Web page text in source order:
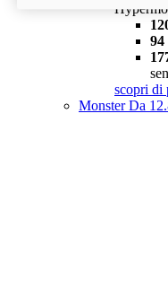
94
scopri di
MonsterDa